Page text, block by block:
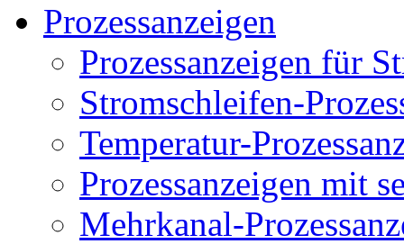
Prozessanzeigen
Prozessanzeigen für
Stromschleifen-
Temperatur-
Prozessanzeigen mit
Mehrkanal-